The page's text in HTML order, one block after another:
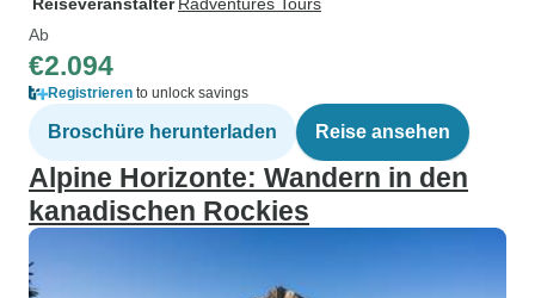
Ab
€2.094
Registrieren to unlock savings
Broschüre herunterladen Reise ansehen
Alpine Horizonte: Wandern in den
kanadischen Rockies